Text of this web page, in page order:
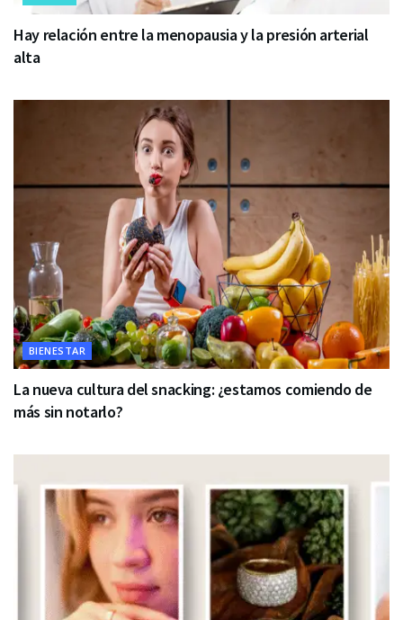
Hay relación entre la menopausia y la presión arterial
alta
BIENESTAR
La nueva cultura del snacking: ¿estamos comiendo de
más sin notarlo?